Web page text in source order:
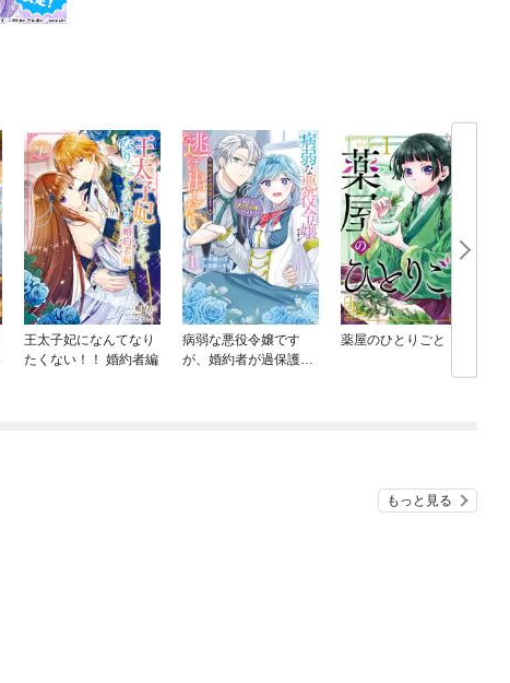
王太子妃になんてなり
たくない！！ 婚約者編
病弱な悪役令嬢です
が、婚約者が過保護す
薬屋のひとりごと
もっと見る